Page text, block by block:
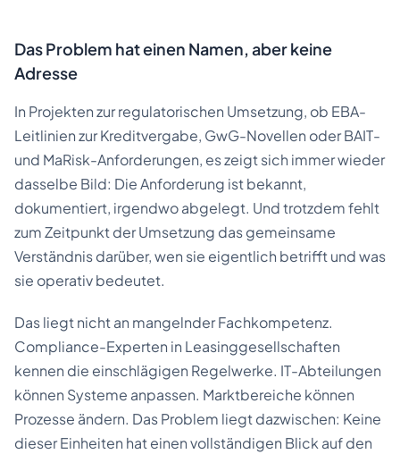
Das Problem hat einen Namen, aber keine
Adresse
In Projekten zur regulatorischen Umsetzung, ob EBA-
Leitlinien zur Kreditvergabe, GwG-Novellen oder BAIT-
und MaRisk-Anforderungen, es zeigt sich immer wieder
dasselbe Bild: Die Anforderung ist bekannt,
dokumentiert, irgendwo abgelegt. Und trotzdem fehlt
zum Zeitpunkt der Umsetzung das gemeinsame
Verständnis darüber, wen sie eigentlich betrifft und was
sie operativ bedeutet.
Das liegt nicht an mangelnder Fachkompetenz.
Compliance-Experten in Leasinggesellschaften
kennen die einschlägigen Regelwerke. IT-Abteilungen
können Systeme anpassen. Marktbereiche können
Prozesse ändern. Das Problem liegt dazwischen: Keine
dieser Einheiten hat einen vollständigen Blick auf den